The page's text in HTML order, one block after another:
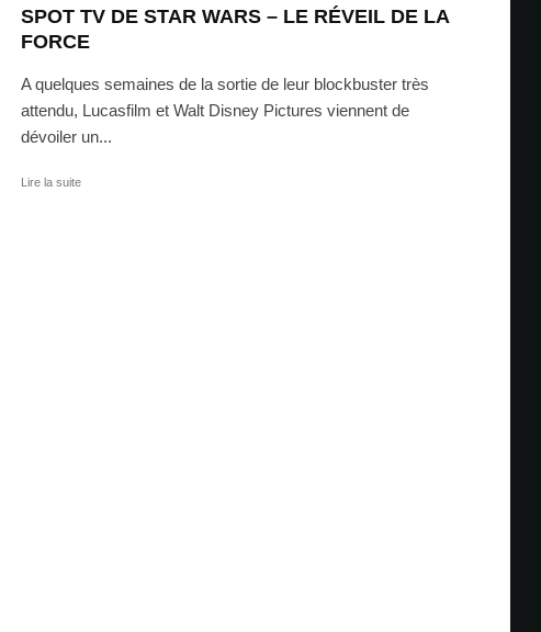
SPOT TV DE STAR WARS – LE RÉVEIL DE LA
FORCE
A quelques semaines de la sortie de leur blockbuster très
attendu, Lucasfilm et Walt Disney Pictures viennent de
dévoiler un...
Lire la suite